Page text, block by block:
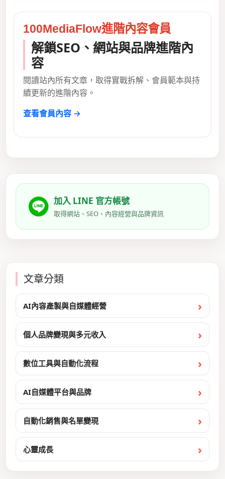
100MediaFlow進階內容會員
解鎖SEO、網站與品牌進階內
容
閱讀站內所有文章，取得實戰拆解、會員範本與持
續更新的進階內容。
查看會員內容 →
加入 LINE 官方帳號
取得網站、SEO、內容經營與品牌資訊
文章分類
AI內容產製與自媒體經營
個人品牌變現與多元收入
數位工具與自動化流程
AI自媒體平台與品牌
自動化銷售與名單變現
心靈成長